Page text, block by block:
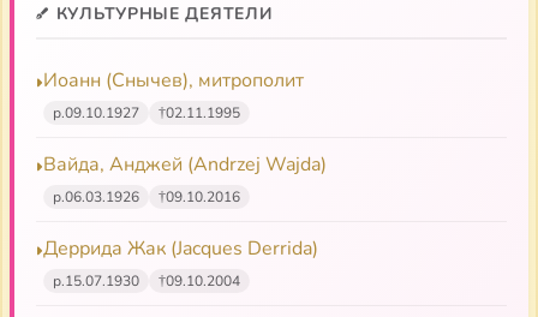
КУЛЬТУРНЫЕ ДЕЯТЕЛИ
Иоанн (Снычев), митрополит
р.09.10.1927 †02.11.1995
Вайда, Анджей (Andrzej Wajda)
р.06.03.1926 †09.10.2016
Деррида Жак (Jacques Derrida)
р.15.07.1930 †09.10.2004